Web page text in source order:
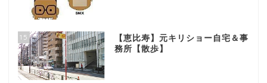
15
【恵比寿】元キリショー自宅＆事
務所【散歩】